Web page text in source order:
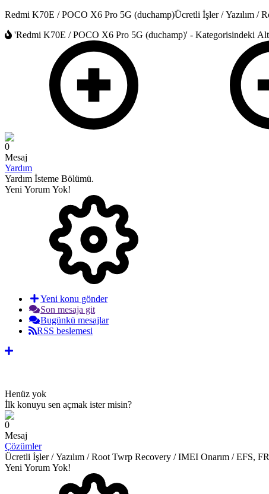
Redmi K70E / POCO X6 Pro 5G (duchamp)Ücretli İşler / Yazılım /
'Redmi K70E / POCO X6 Pro 5G (duchamp)' - Kategorisindeki
0
Mesaj
Yardım
Yardım İsteme Bölümü.
Yeni Yorum Yok!
Yeni konu gönder
Son mesaja git
Bugünkü mesajlar
RSS beslemesi
Henüz yok
İlk konuyu sen açmak ister misin?
0
Mesaj
Çözümler
Ücretli İşler / Yazılım / Root Twrp Recovery / IMEI Onarım / EFS,
Yeni Yorum Yok!